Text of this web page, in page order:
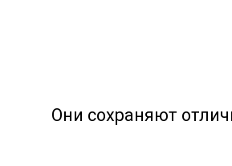
Они сохраняют